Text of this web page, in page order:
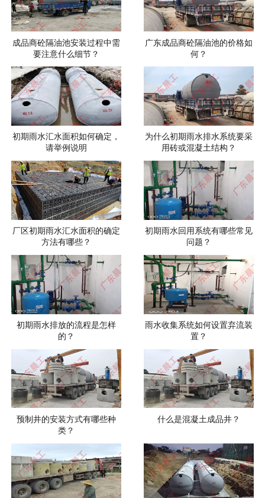
成品商砼隔油池安装过程中需
要注意什么细节？
广东成品商砼隔油池的价格如
何？
初期雨水汇水面积如何确定，
请举例说明
为什么初期雨水排水系统要采
用砖或混凝土结构？
厂区初期雨水汇水面积的确定
方法有哪些？
初期雨水回用系统有哪些常见
问题？
初期雨水排放的流程是怎样
的？
雨水收集系统如何设置弃流装
置？
预制井的安装方式有哪些种
类？
什么是混凝土成品井？